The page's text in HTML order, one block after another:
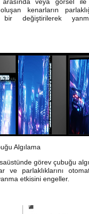
kenarların
bir değiştirilerek
Algılama
görev çubuğu
ve parlaklıklarını
etkisini engeller.